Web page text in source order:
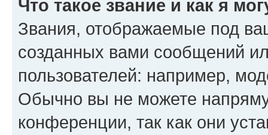
Что такое звание и как я
Звания, отображаемые под
созданных вами сообщений
пользователей: например,
Обычно вы не можете
конференции, так как они